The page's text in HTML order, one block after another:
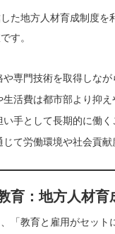
た地方人材育成制度
す。
専門技術を取得しな
活費は都市部より抑
い手として長期的に働
じて労働環境や社会貢
育：地方人材育
「教育と雇用がセッ